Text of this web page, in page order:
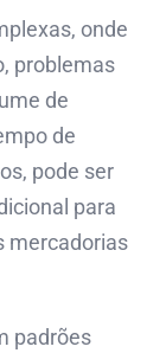
onde
problemas
de
de
pode ser
para
mercadorias
padrões